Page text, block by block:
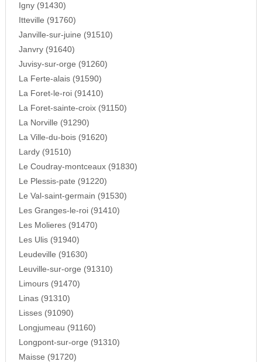
Igny (91430)
Itteville (91760)
Janville-sur-juine (91510)
Janvry (91640)
Juvisy-sur-orge (91260)
La Ferte-alais (91590)
La Foret-le-roi (91410)
La Foret-sainte-croix (91150)
La Norville (91290)
La Ville-du-bois (91620)
Lardy (91510)
Le Coudray-montceaux (91830)
Le Plessis-pate (91220)
Le Val-saint-germain (91530)
Les Granges-le-roi (91410)
Les Molieres (91470)
Les Ulis (91940)
Leudeville (91630)
Leuville-sur-orge (91310)
Limours (91470)
Linas (91310)
Lisses (91090)
Longjumeau (91160)
Longpont-sur-orge (91310)
Maisse (91720)